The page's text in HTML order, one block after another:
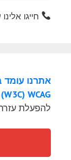
חייגו
WCAG.
להפעלת